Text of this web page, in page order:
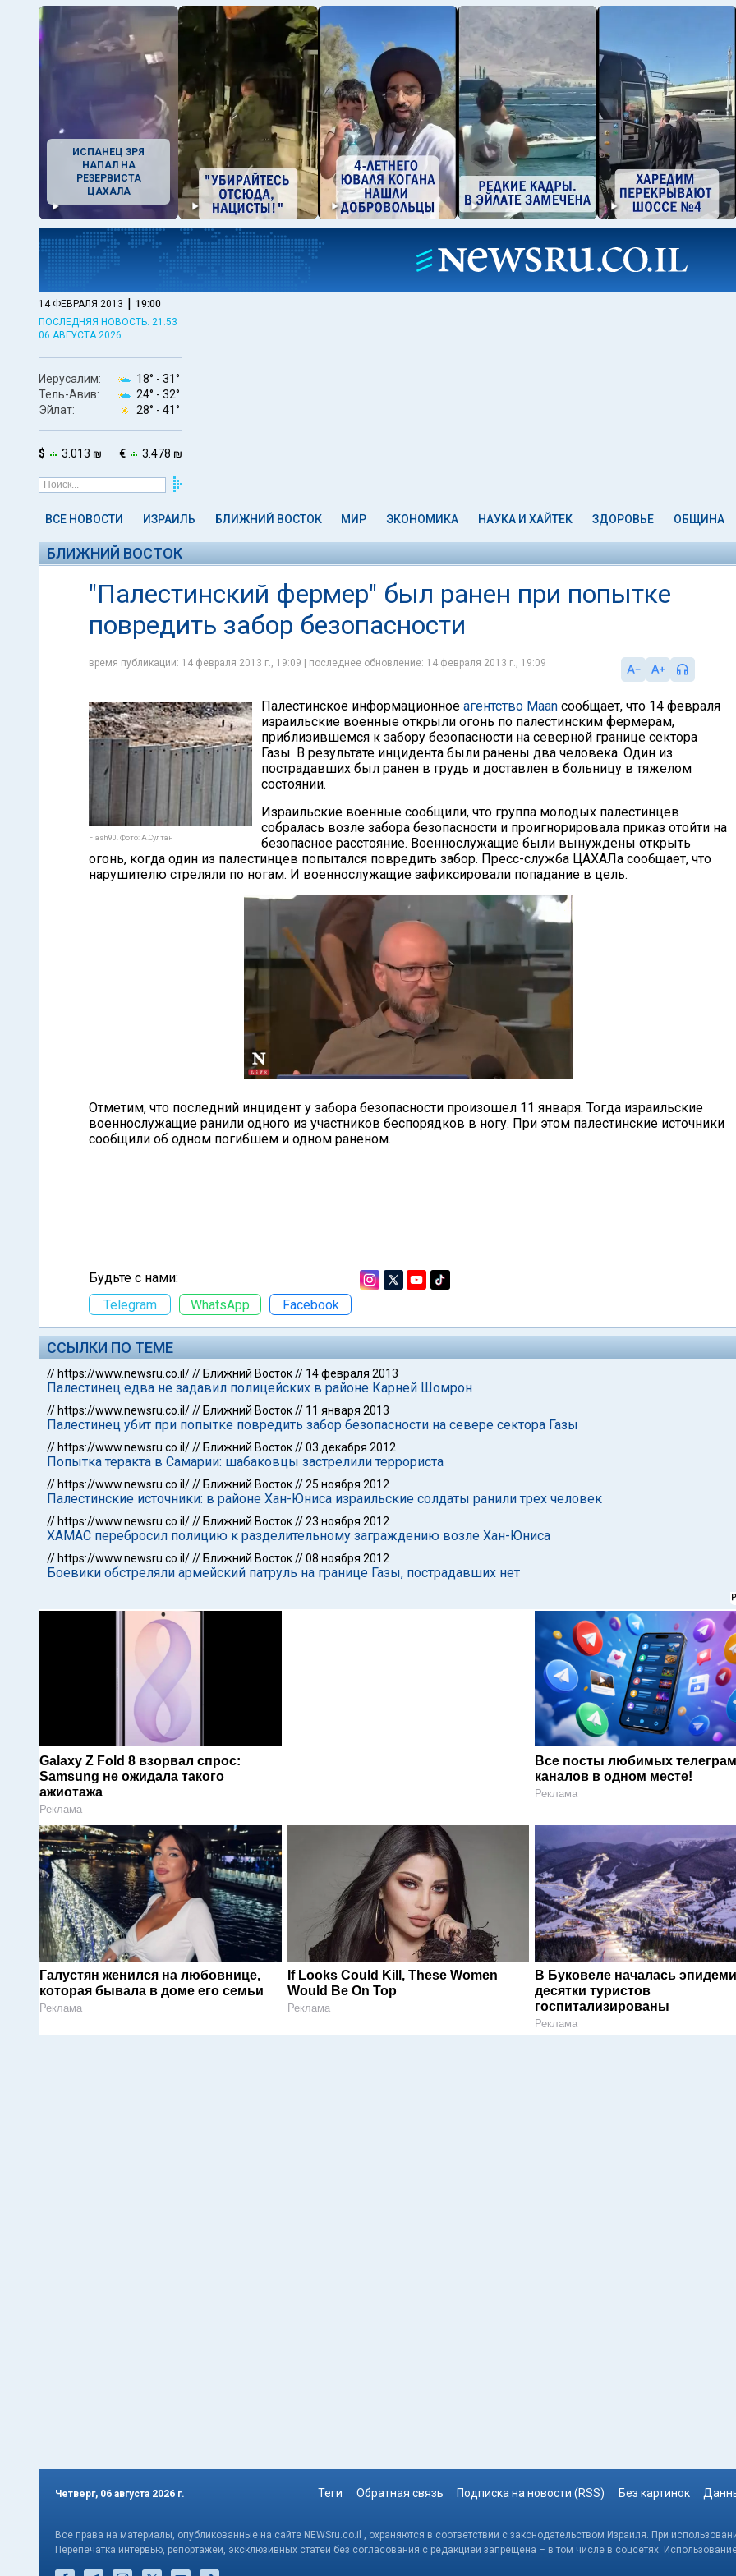
ИСПАНЕЦ ЗРЯ
НАПАЛ НА
РЕЗЕРВИСТА
ЦАХАЛА
14 ФЕВРАЛЯ 2013 | 19:00
ПОСЛЕДНЯЯ НОВОСТЬ: 21:53
06 АВГУСТА 2026
Иерусалим: 18° - 31°
Тель-Авив:
24° - 32°
Эйлат:
28° - 41°
$ 3.013 ₪ € 3.478 ₪
ВСЕ НОВОСТИ ИЗРАИЛЬ БЛИЖНИЙ ВОСТОК МИР ЭКОНОМИКА НАУКА И ХАЙТЕК ЗДОРОВЬЕ ОБЩИНА
БЛИЖНИЙ ВОСТОК
"Палестинский фермер" был ранен при попытке
повредить забор безопасности
время публикации: 14 февраля 2013 г., 19:09 | последнее обновление: 14 февраля 2013 г., 19:09
Flash90. Фото: А.Султан
Палестинское информационное агентство Maan сообщает, что 14 февраля
израильские военные открыли огонь по палестинским фермерам,
приблизившемся к забору безопасности на северной границе сектора
Газы. В результате инцидента были ранены два человека. Один из
пострадавших был ранен в грудь и доставлен в больницу в тяжелом
состоянии.
Израильские военные сообщили, что группа молодых палестинцев
собралась возле забора безопасности и проигнорировала приказ отойти на
безопасное расстояние. Военнослужащие были вынуждены открыть
огонь, когда один из палестинцев попытался повредить забор. Пресс-служба ЦАХАЛа сообщает, что
нарушителю стреляли по ногам. И военнослужащие зафиксировали попадание в цель.
Отметим, что последний инцидент у забора безопасности произошел 11 января. Тогда израильские
военнослужащие ранили одного из участников беспорядков в ногу. При этом палестинские источники
сообщили об одном погибшем и одном раненом.
Будьте с нами:
Telegram
WhatsApp Facebook
ССЫЛКИ ПО ТЕМЕ
// https://www.newsru.co.il/// Ближний Восток// 14 февраля 2013
Палестинец едва не задавил полицейских в районе Карней Шомрон
// https://www.newsru.co.il/// Ближний Восток// 11 января 2013
Палестинец убит при попытке повредить забор безопасности на севере сектора Газы
// https://www.newsru.co.il/// Ближний Восток//03 декабря 2012
Попытка теракта в Самарии: шабаковцы застрелили террориста
// https://www.newsru.co.il/// Ближний Восток//25 ноября 2012
Палестинские источники: в районе Хан-Юниса израильские солдаты ранили трех человек
// https://www.newsru.co.il/// Ближний Восток//23 ноября 2012
ХАМАС перебросил полицию к разделительному заграждению возле Хан-Юниса
// https://www.newsru.co.il/// Ближний Восток//08 ноября 2012
Боевики обстреляли армейский патруль на границе Газы, пострадавших нет
Galaxy Z Fold 8 взорвал спрос:
Samsung не ожидала такого
ажиотажа
Реклама
Все посты любимых
каналов в одном месте!
Реклама
Галустян женился на любовнице,
которая бывала в доме его семьи
Реклама
If Looks Could Kill, These Women
Would Be On Top
Реклама
В Буковеле началась
десятки туристов
госпитализированы
Реклама
Четверг, 06 августа 2026 г. Теги Обратная связь Подписка на новости (RSS) Без картинок
Все права на материалы, опубликованные на сайте NEWSru.co.il , охраняются в соответствии с законодательством Израиля. При
Перепечатка интервью, репортажей, эксклюзивных статей без согласования с редакцией запрещена – в том числе в соцсетях.